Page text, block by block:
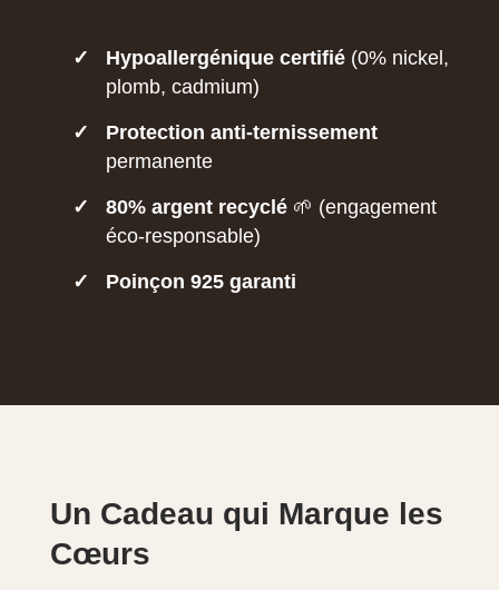
✓ Hypoallergénique certifié(0% nickel,
plomb, cadmium)
✓
Protection anti-ternissement
permanente
✓ 80% argent recyclé🌱 (engagement
éco-responsable)
✓ Poinçon 925 garanti
Un Cadeau qui Marque les
Cœurs